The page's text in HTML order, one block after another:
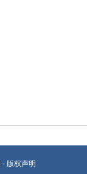
- 版权声明